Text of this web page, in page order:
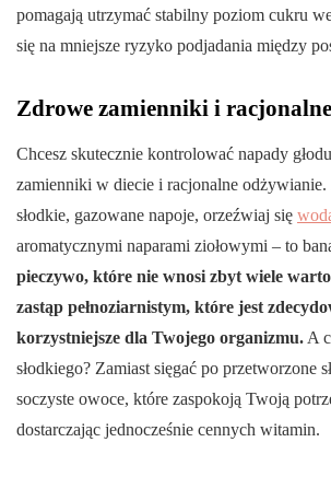
pomagają utrzymać stabilny poziom cukru
się na mniejsze ryzyko podjadania między
Zdrowe zamienniki i
Chcesz skutecznie kontrolować napady
zamienniki w diecie i racjonalne odżywianie.
słodkie, gazowane napoje, orzeźwiaj się
aromatycznymi naparami ziołowymi – to
pieczywo, które nie wnosi zbyt wiele
zastąp pełnoziarnistym, które jest
korzystniejsze dla Twojego organizmu. A
słodkiego? Zamiast sięgać po przetworzone
soczyste owoce, które zaspokoją Twoją
dostarczając jednocześnie cennych witamin.